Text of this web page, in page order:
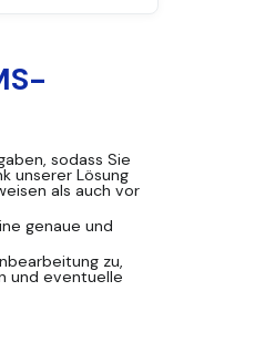
sodass Sie
unserer Lösung
als auch vor
genaue und
zu,
und eventuelle